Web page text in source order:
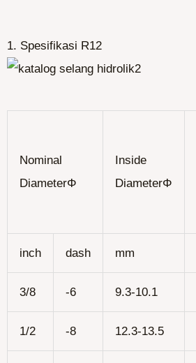
1. Spesifikasi R12
Nominal
DiameterΦ
Inside
DiameterΦ
inch dash mm
3/8 -6 9.3-10.1
1/2 -8 12.3-13.5